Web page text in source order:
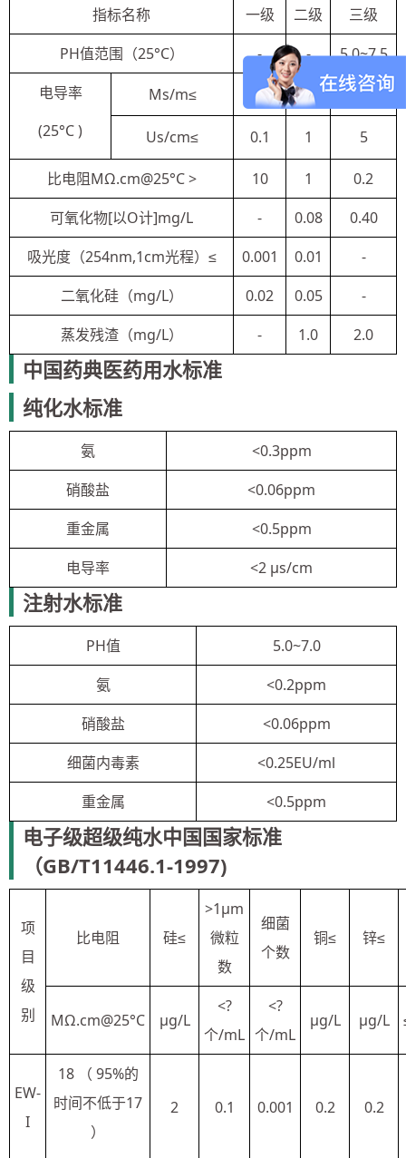
指标名称 一级 二级
三级
PH值范围（25°C）
- -
5.0~7.5
电导率
(25°C )
Ms/m≤ 0.01 0.1 0.5
Us/cm≤ 0.1 1 5
比电阻MΩ.cm@25°C > 10 1
0.2
可氧化物[以O计]mg/L
- 0.08
0.40
吸光度（254nm,1cm光程）≤
0.001 0.01
-
二氧化硅（mg/L）
0.02 0.05
-
蒸发残渣（mg/L）
- 1.0 2.0
中国药典医药用水标准
纯化水标准
氨
<0.3ppm
硝酸盐
<0.06ppm
重金属
<0.5ppm
电导率
<2 μs/cm
注射水标准
PH值
5.0~7.0
氨
<0.2ppm
硝酸盐
<0.06ppm
细菌内毒素
<0.25EU/ml
重金属
<0.5ppm
电子级超级纯水中国国家标准
（GB/T11446.1-1997)
项
目
级
别
比电阻 硅≤
>1μm
微粒
数
细菌
个数
铜≤ 锌≤
MΩ.cm@25°C μg/L
<?
个/mL
<?
个/mL
μg/L μg/L
EW-
I
18 （ 95%的
时间不低于17
）
2 0.1 0.001 0.2 0.2